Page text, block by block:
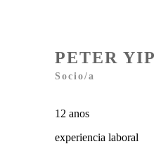
PETER YIP
Socio/a
12 anos
experiencia laboral